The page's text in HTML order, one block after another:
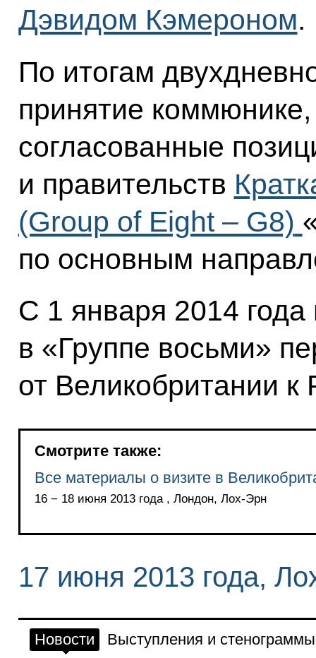
Дэвидом Кэмероном.
По итогам
принятие
согласованные
и правительств
(Group of Eight – G8)
по основным
С 1 января 2014 года
в «Группе восьми»
от Великобритании к
Смотрите также:
Все материалы о визите в
16 − 18 июня 2013 года , Лондон, Лох-Эрн
17 июня 2013 года,
Новости
Выступления и стенограммы